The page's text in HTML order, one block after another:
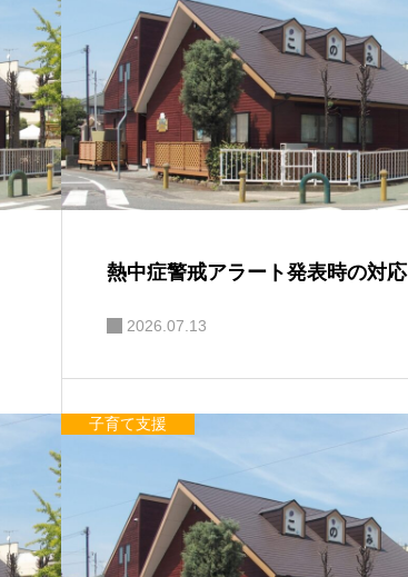
熱中症警戒アラート発表時の対応
2026.07.13
子育て支援